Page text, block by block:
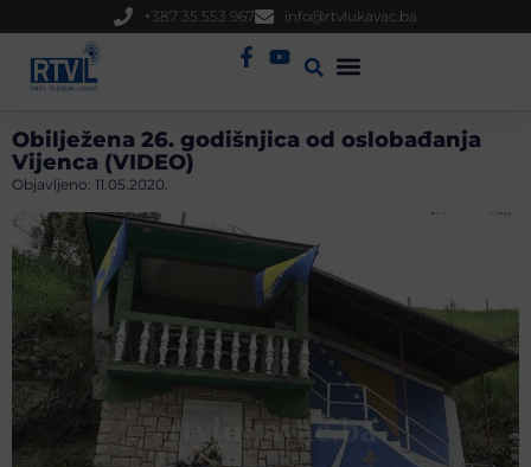
+387 35 553 967 info@rtvlukavac.ba
Obilježena 26. godišnjica od oslobađanja
Vijenca (VIDEO)
Objavljeno: 11.05.2020.